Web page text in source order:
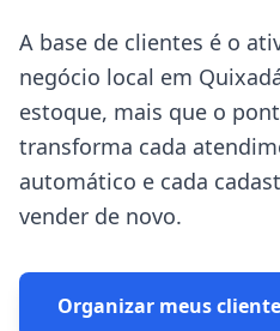
A base de clientes é o
negócio local em
estoque, mais que o
transforma cada
automático e cada
vender de novo.
Organizar meus